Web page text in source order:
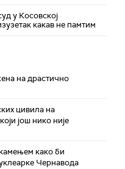
у Косовској
какав не памтим
на драстично
цивила на
још нико није
како би
Чернавода